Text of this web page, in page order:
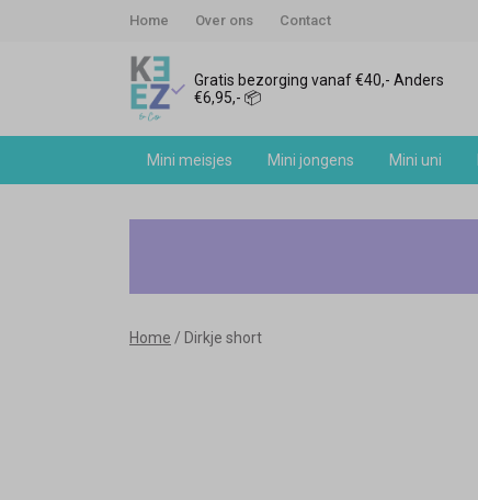
Home Over ons Contact
Gratis bezorging vanaf €40,- Anders
€6,95,- 📦
Mini meisjes Mini jongens Mini uni
Dirkje
Keez&Co
Home Dirkje short